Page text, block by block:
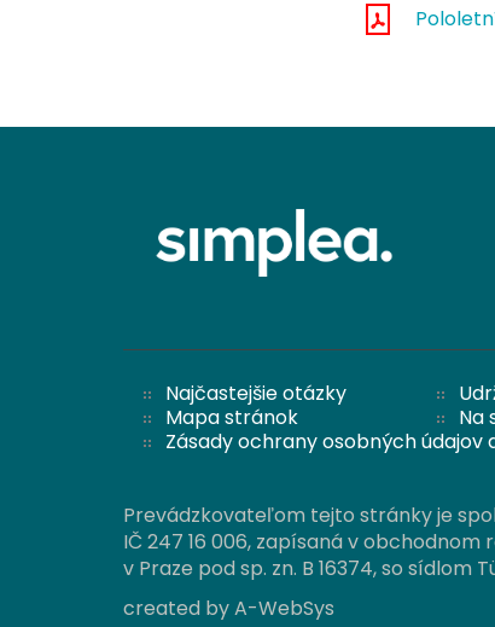
Najčastejšie otázky
Mapa stránok
Na
Zásady ochrany osobných údajov
Prevádzkovateľom tejto stránky je
IČ 247 16 006, zapísaná v obchodnom
v Praze pod sp. zn. B 16374, so sídlom
created byA-WebSys